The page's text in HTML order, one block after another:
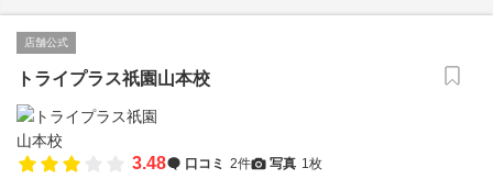
店舗公式
トライプラス祇園山本校
3.48 口コミ 2件 写真 1枚